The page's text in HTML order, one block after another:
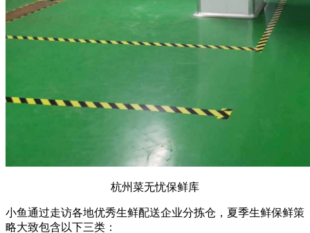
杭州菜无忧保鲜库
小鱼通过走访各地优秀生鲜配送企业分拣仓，夏季生鲜保鲜策
略大致包含以下三类：